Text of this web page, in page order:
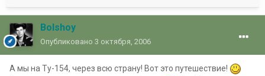
Bolshoy
Опубликовано 3 октября, 2006
А мы на Ту-154, через всю страну! Вот это путешествие!